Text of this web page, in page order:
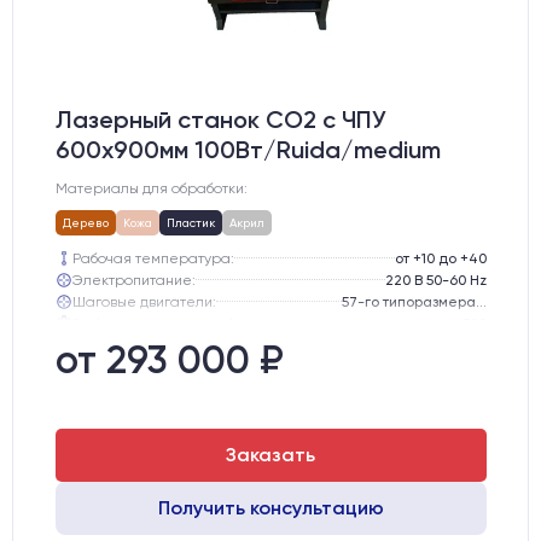
Лазерный станок CO2 c ЧПУ
600х900мм 100Вт/Ruida/medium
Материалы для обработки:
Дерево Кожа Пластик Акрил
Рабочая температура:
от +10 до +40
Электропитание:
220 В 50-60 Hz
Шаговые двигатели:
Направляющие оси Y:
Направляющие оси Х:
от 293 000 ₽
Заказать
Получить консультацию